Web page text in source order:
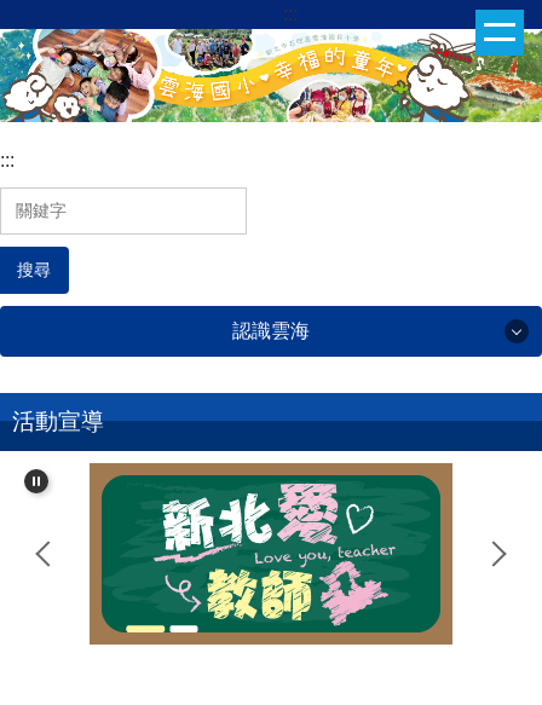
到
主
要
容
區
:::
:::
搜尋
認識雲海
認識雲海
雲海簡介
地理位置
活動宣導